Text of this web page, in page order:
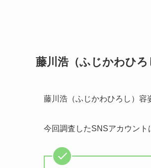
藤川浩（ふじかわひ
藤川浩（ふじかわひろし）容
今回調査したSNSアカウント